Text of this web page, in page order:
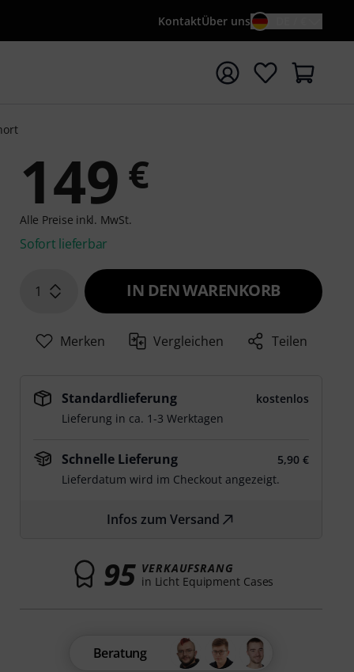
KontaktÜber uns
mit Suchwort {searchTerm} starten
149 €
Alle Preise inkl. MwSt.
Sofort lieferbar
1 IN DEN WARENKORB
Merken Vergleichen Teilen
Standardlieferung
kostenlos
Lieferung in ca. 1-3 Werktagen
Schnelle Lieferung
5,90 €
Lieferdatum wird im Checkout angezeigt.
Infos zum Versand
95 VERKAUFSRANG
in Licht Equipment Cases
Beratung